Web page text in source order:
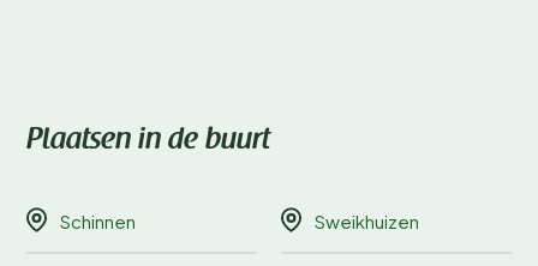
Plaatsen in de buurt
Schinnen Sweikhuizen